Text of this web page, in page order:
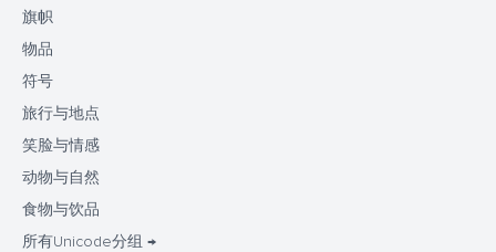
旗帜
物品
符号
旅行与地点
笑脸与情感
动物与自然
食物与饮品
所有Unicode分组 →